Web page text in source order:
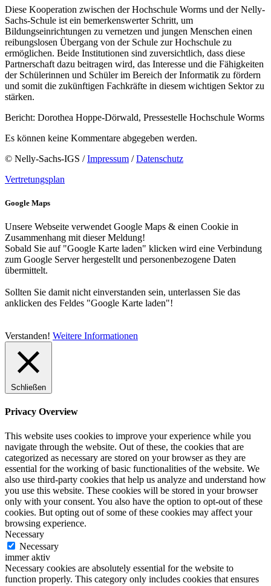
Diese Kooperation zwischen der Hochschule Worms und der Nelly-
Sachs-Schule ist ein bemerkenswerter Schritt, um
Bildungseinrichtungen zu vernetzen und jungen Menschen einen
reibungslosen Übergang von der Schule zur Hochschule zu
ermöglichen. Beide Institutionen sind zuversichtlich, dass diese
Partnerschaft dazu beitragen wird, das Interesse und die Fähigkeiten
der Schülerinnen und Schüler im Bereich der Informatik zu fördern
und somit die zukünftigen Fachkräfte in diesem wichtigen Sektor zu
stärken.
Bericht: Dorothea Hoppe-Dörwald, Pressestelle Hochschule Worms
Es können keine Kommentare abgegeben werden.
© Nelly-Sachs-IGS /Impressum /Datenschutz
Vertretungsplan
Google Maps
Unsere Webseite verwendet Google Maps & einen Cookie in
Zusammenhang mit dieser Meldung!
Sobald Sie auf "Google Karte laden" klicken wird eine Verbindung
zum Google Server hergestellt und personenbezogene Daten
übermittelt.
Sollten Sie damit nicht einverstanden sein, unterlassen Sie das
anklicken des Feldes "Google Karte laden"!
Verstanden! Weitere Informationen
Schließen
Privacy Overview
This website uses cookies to improve your experience while you
navigate through the website. Out of these, the cookies that are
categorized as necessary are stored on your browser as they are
essential for the working of basic functionalities of the website. We
also use third-party cookies that help us analyze and understand how
you use this website. These cookies will be stored in your browser
only with your consent. You also have the option to opt-out of these
cookies. But opting out of some of these cookies may affect your
browsing experience.
Necessary
Necessary
immer aktiv
Necessary cookies are absolutely essential for the website to
function properly. This category only includes cookies that ensures